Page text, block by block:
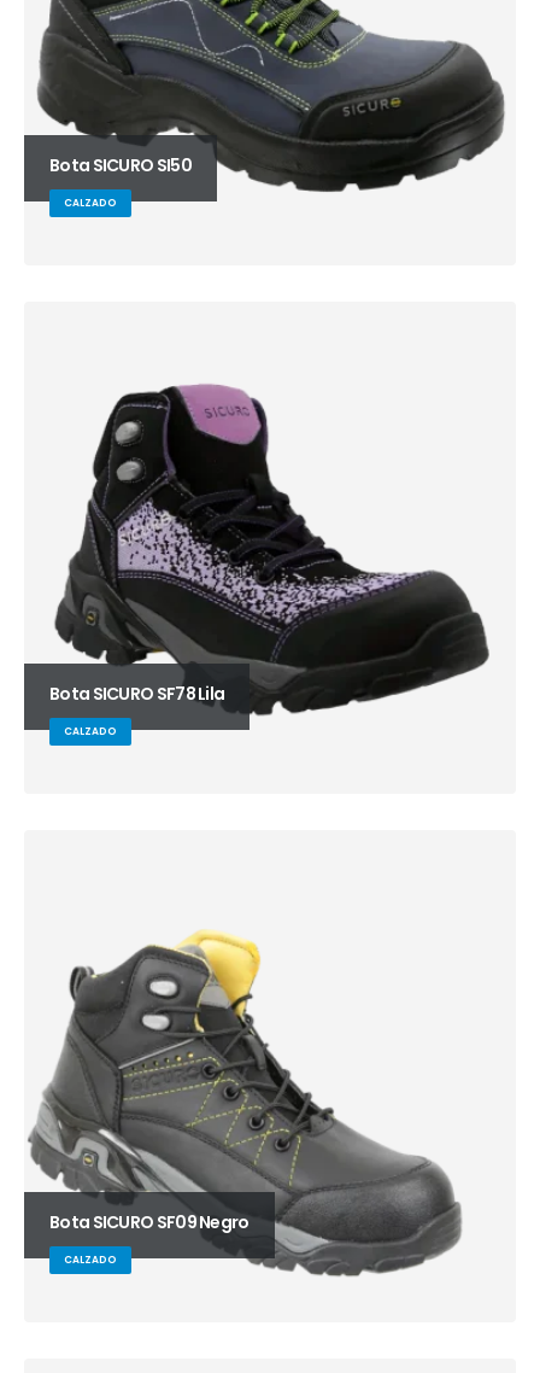
Bota SICURO SI50
CALZADO
Bota SICURO SF78 Lila
CALZADO
Bota SICURO SF09 Negro
CALZADO